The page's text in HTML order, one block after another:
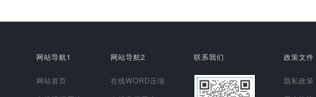
网站导航1
网站首页
网站导航2
在线WORD压缩
联系我们 政策文件
隐私政策